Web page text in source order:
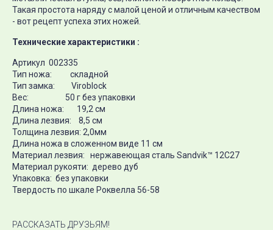
Такая простота наряду с малой ценой и отличным качеством
- вот рецепт успеха этих ножей.
Технические характеристики :
Артикул 002335
Тип ножа: складной
Тип замка: Viroblock
Вес: 50 г без упаковки
Длина ножа: 19,2 см
Длина лезвия: 8,5 см
Толщина лезвия: 2,0мм
Длина ножа в сложенном виде 11 см
Материал лезвия: нержавеющая сталь Sandvik™ 12С27
Материал рукояти: дерево дуб
Упаковка: без упаковки
Твердость по шкале Роквелла 56-58
РАССКАЗАТЬ ДРУЗЬЯМ!